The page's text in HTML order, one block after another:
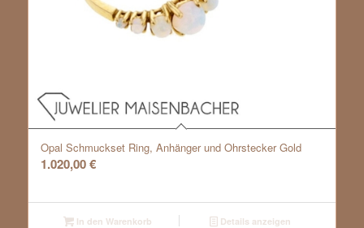
Opal Schmuckset Ring, Anhänger und Ohrstecker Gold
1.020,00€
In den Warenkorb Details anzeigen